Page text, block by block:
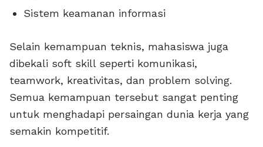
Sistem keamanan informasi
Selain kemampuan teknis, mahasiswa juga
dibekali soft skill seperti komunikasi,
teamwork, kreativitas, dan problem solving.
Semua kemampuan tersebut sangat penting
untuk menghadapi persaingan dunia kerja yang
semakin kompetitif.